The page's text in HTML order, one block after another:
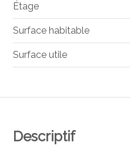
Descriptif
Étage
Surface habitable
Surface utile